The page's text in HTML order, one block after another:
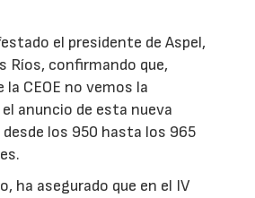
el presidente de Aspel,
Ríos, confirmando que,
la CEOE no vemos la
anuncio de esta nueva
desde los 950 hasta los 965
ha asegurado que en el IV